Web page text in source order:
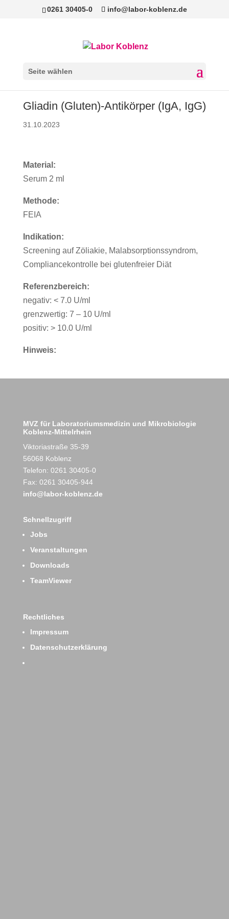
0261 30405-0 info@labor-koblenz.de
Seite wählen
Gliadin (Gluten)-Antikörper (IgA, IgG)
31.10.2023
Material:
Serum 2 ml
Methode:
FEIA
Indikation:
Screening auf Zöliakie, Malabsorptionssyndrom,
Compliancekontrolle bei glutenfreier Diät
Referenzbereich:
negativ: < 7.0 U/ml
grenzwertig: 7 – 10 U/ml
positiv: > 10.0 U/ml
Hinweis:
MVZ für Laboratoriumsmedizin und Mikrobiologie
Koblenz-Mittelrhein
Viktoriastraße 35-39
56068 Koblenz
Telefon: 0261 30405-0
Fax: 0261 30405-944
info@labor-koblenz.de
Schnellzugriff
Jobs
Veranstaltungen
Downloads
TeamViewer
Rechtliches
Impressum
Datenschutzerklärung